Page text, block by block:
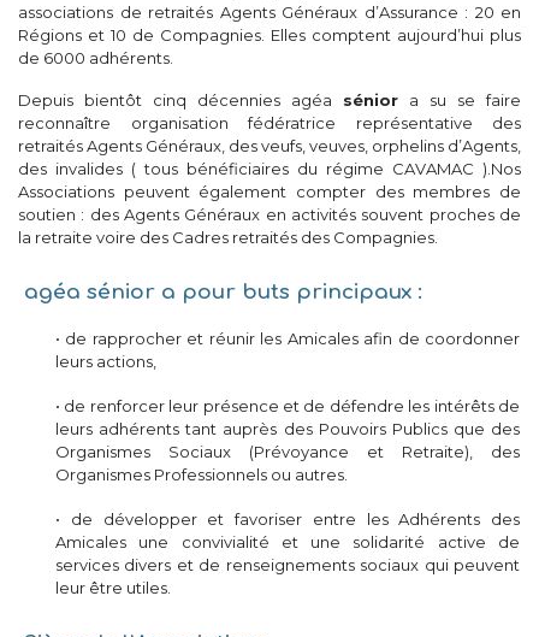
associations de retraités Agents Généraux d’Assurance : 20 en
Régions et 10 de Compagnies. Elles comptent aujourd’hui plus
de 6000 adhérents.
Depuis bientôt cinq décennies agéa sénior a su se faire
reconnaître organisation fédératrice représentative des
retraités Agents Généraux, des veufs, veuves, orphelins d’Agents,
des invalides ( tous bénéficiaires du régime CAVAMAC ).Nos
Associations peuvent également compter des membres de
soutien : des Agents Généraux en activités souvent proches de
la retraite voire des Cadres retraités des Compagnies.
agéa sénior a pour buts principaux :
• de rapprocher et réunir les Amicales afin de coordonner
leurs actions,
• de renforcer leur présence et de défendre les intérêts de
leurs adhérents tant auprès des Pouvoirs Publics que des
Organismes Sociaux (Prévoyance et Retraite), des
Organismes Professionnels ou autres.
• de développer et favoriser entre les Adhérents des
Amicales une convivialité et une solidarité active de
services divers et de renseignements sociaux qui peuvent
leur être utiles.